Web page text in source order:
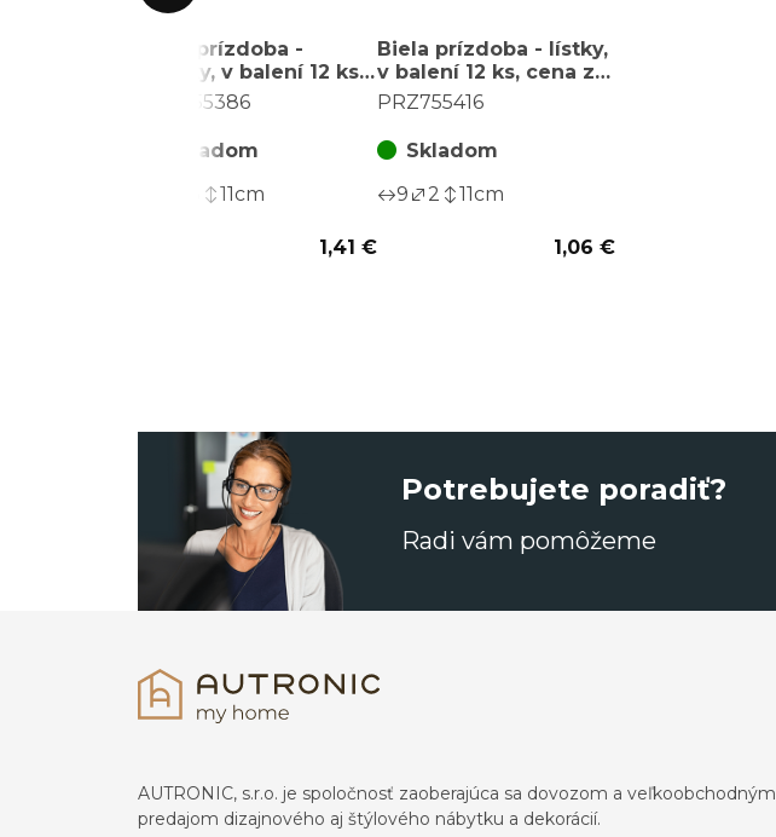
Biela prízdoba -
ružičky, v balení 12 ks,
cena za 1 ks
PRZ755386
Skladom
11cm
1,41 €
Biela prízdoba - lístky,
v balení 12 ks, cena za
1 ks
PRZ755416
Skladom
9
2 11cm
1,06 €
Potrebujete poradiť?
Radi vám pomôžeme
AUTRONIC, s.r.o. je spoločnosť zaoberajúca sa dovozom a veľkoobchodným
predajom dizajnového aj štýlového nábytku a dekorácií.